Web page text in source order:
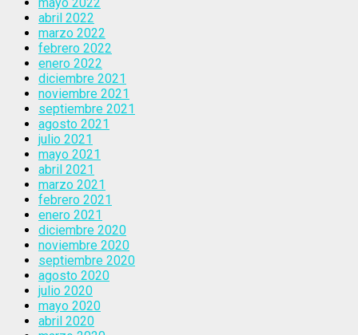
abril 2022
marzo 2022
febrero 2022
enero 2022
diciembre 2021
noviembre 2021
septiembre 2021
agosto 2021
julio 2021
mayo 2021
abril 2021
marzo 2021
febrero 2021
enero 2021
diciembre 2020
noviembre 2020
septiembre 2020
agosto 2020
julio 2020
mayo 2020
abril 2020